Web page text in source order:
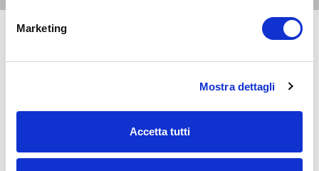
Marketing
Mostra dettagli
Accetta tutti
AUG 2026 10:00-21:00 anni
AUG 2026 10:00-20:00 anni